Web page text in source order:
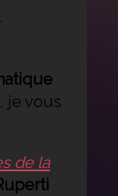
, je vous
de la